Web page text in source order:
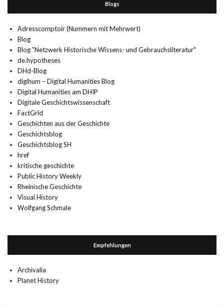
Blogs
Adresscomptoir (Nummern mit Mehrwert)
Blog
Blog "Netzwerk Historische Wissens- und Gebrauchsliteratur"
de.hypotheses
DHd-Blog
digihum – Digital Humanities Blog
Digital Humanities am DHIP
Digitale Geschichtswissenschaft
FactGrid
Geschichten aus der Geschichte
Geschichtsblog
Geschichtsblog SH
href
kritische geschichte
Public History Weekly
Rheinische Geschichte
Visual History
Wolfgang Schmale
Empfehlungen
Archivalia
Planet History